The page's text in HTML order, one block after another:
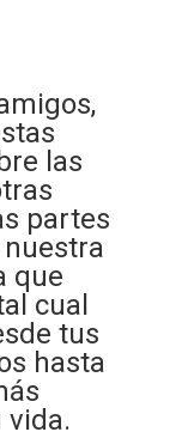
las
partes
que
cual
tus
hasta
vida.